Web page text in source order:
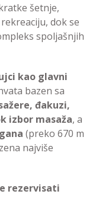
šetnje,
dok se
spoljašnjih
kao glavni
bazen sa
đakuzi,
izbor masaža, a
(preko 670 m
najviše
rezervisati